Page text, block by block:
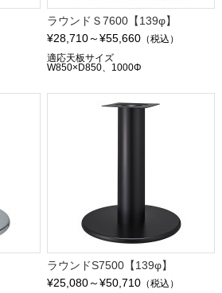
ラウンドＳ7600【139φ】
¥28,710～¥55,660 （税込）
適応天板サイズ
W850×D850、1000Φ
ラウンドS7500【139φ】
¥25,080～¥50,710 （税込）